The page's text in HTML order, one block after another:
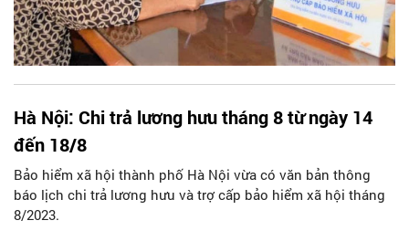
Hà Nội: Chi trả lương hưu tháng 8 từ ngày 14
đến 18/8
Bảo hiểm xã hội thành phố Hà Nội vừa có văn bản thông
báo lịch chi trả lương hưu và trợ cấp bảo hiểm xã hội tháng
8/2023.